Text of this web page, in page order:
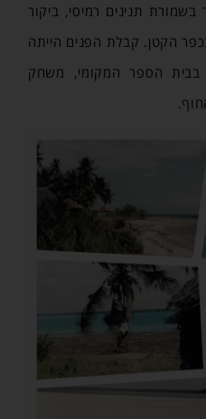
בשמורת תנינים רמיסי, ביקור
הקטן. קבלת הפנים הייתה
בבית הספר המקומי, משחק